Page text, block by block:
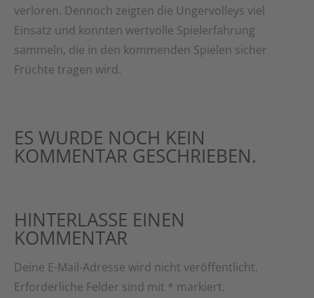
verloren. Dennoch zeigten die Ungervolleys viel
Einsatz und konnten wertvolle Spielerfahrung
sammeln, die in den kommenden Spielen sicher
Früchte tragen wird.
ES WURDE NOCH KEIN
KOMMENTAR GESCHRIEBEN.
HINTERLASSE EINEN
KOMMENTAR
Deine E-Mail-Adresse wird nicht veröffentlicht.
Erforderliche Felder sind mit * markiert.